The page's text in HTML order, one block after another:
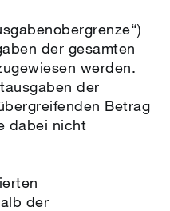
der gesamten
werden.
der
Betrag
dabei nicht
der